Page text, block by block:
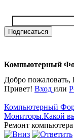
Компьютерный
Добро пожаловать,
Привет! Вход или
Компьютерный
Мониторы.Какой
Ремонт